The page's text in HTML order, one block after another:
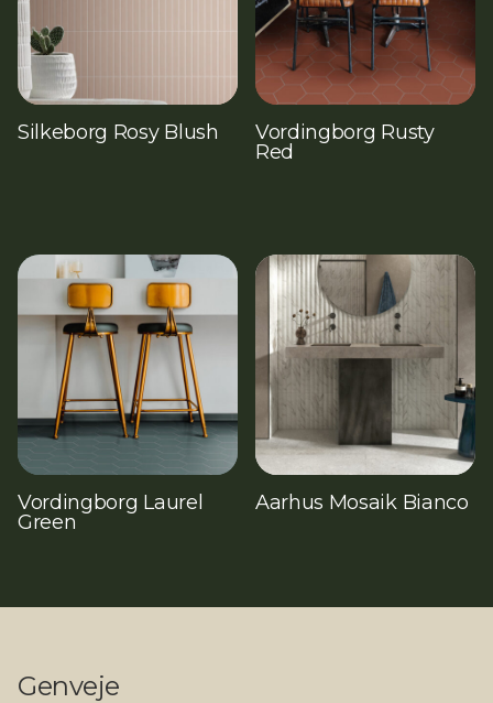
Silkeborg Rosy Blush
Vordingborg Rusty
Red
Vordingborg Laurel
Green
Aarhus Mosaik Bianco
Genveje